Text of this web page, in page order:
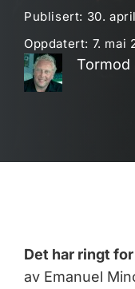
Publisert: 30.
Oppdatert: 7. mai
Tormod
Det har ringt
av Emanuel